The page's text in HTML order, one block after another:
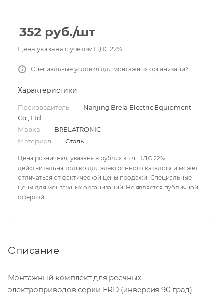
352 руб./шт
Цена указана с учетом НДС 22%
Специальные условия для монтажных организаций
Характеристики
Производитель — Nanjing Brela Electric Equipment
Co., Ltd
Марка — BRELATRONIC
Материал — Сталь
Цена розничная, указана в рублях в т.ч. НДС 22%,
действительна только для электронного каталога и может
отличаться от фактической цены продажи. Специальные
цены для монтажных организаций. Не является публичной
офертой.
Описание
Монтажный комплект для реечных
электроприводов серии ERD (инверсия 90 град)